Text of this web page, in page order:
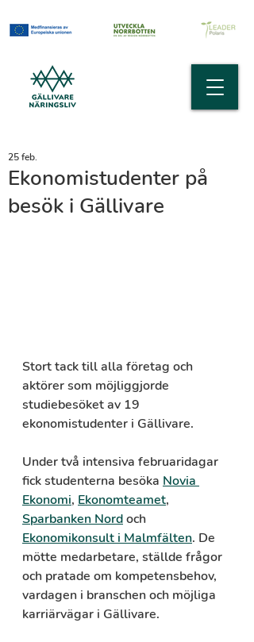
Ekonomistudenter på
besök i Gällivare
25 feb.
Stort tack till alla företag och
aktörer som möjliggjorde
studiebesöket av 19
ekonomistudenter i Gällivare.
Under två intensiva februaridagar
fick studenterna besöka Novia
Ekonomi, Ekonomteamet,
Sparbanken Nord och
Ekonomikonsult i Malmfälten. De
mötte medarbetare, ställde frågor
och pratade om kompetensbehov,
vardagen i branschen och möjliga
karriärvägar i Gällivare.